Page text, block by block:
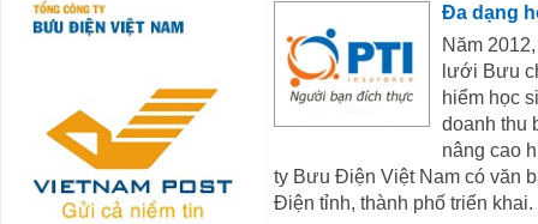
Đa dạng
Năm
lưới Bưu
hiểm học
doanh thu
nâng cao
ty Bưu Điện Việt Nam có văn
Điện tỉnh, thành phố triển khai.